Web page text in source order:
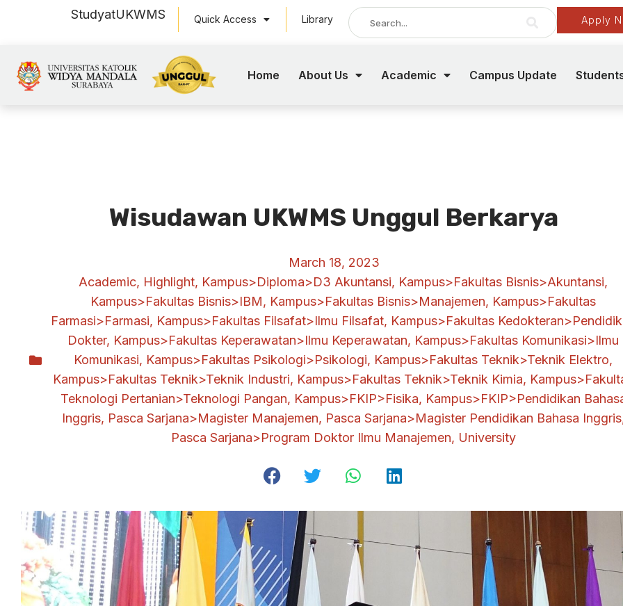
StudyatUKWMS Quick Access Library Apply
Home About Us Academic Campus Update
Wisudawan UKWMS Unggul Berkarya
March 18, 2023
Academic, Highlight, Kampus>Diploma>D3 Akuntansi, Kampus>Fakultas Bisnis>Akuntansi,
Kampus>Fakultas Bisnis>IBM, Kampus>Fakultas Bisnis>Manajemen, Kampus>Fakultas
Farmasi>Farmasi, Kampus>Fakultas Filsafat>Ilmu Filsafat, Kampus>Fakultas
Dokter, Kampus>Fakultas Keperawatan>Ilmu Keperawatan, Kampus>Fakultas Komunikasi>Ilmu
Komunikasi, Kampus>Fakultas Psikologi>Psikologi, Kampus>Fakultas Teknik>Teknik Elektro,
Kampus>Fakultas Teknik>Teknik Industri, Kampus>Fakultas Teknik>Teknik Kimia,
Teknologi Pertanian>Teknologi Pangan, Kampus>FKIP>Fisika, Kampus>FKIP>Pendidikan
Inggris, Pasca Sarjana>Magister Manajemen, Pasca Sarjana>Magister Pendidikan Bahasa Inggris
Pasca Sarjana>Program Doktor Ilmu Manajemen, University